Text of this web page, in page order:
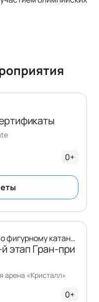
0+
Гран-при России по фигурному катанию
этап Гран-при
арена «Кристалл»
0+